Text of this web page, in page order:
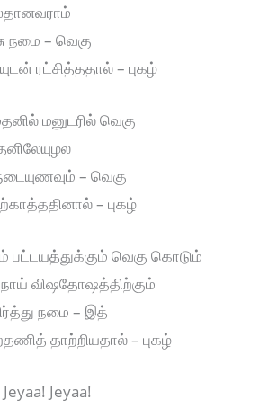
நமை – வெகு
ரட்சித்ததால் – புகழ்
மனுடரில் வெகு
– வெகு
– புகழ்
பட்டயத்துக்கும் வெகு கொடும்
விஷதோஷத்திற்கும்
நமை – இத்
தாற்றியதால் – புகழ்
Jeyaa!